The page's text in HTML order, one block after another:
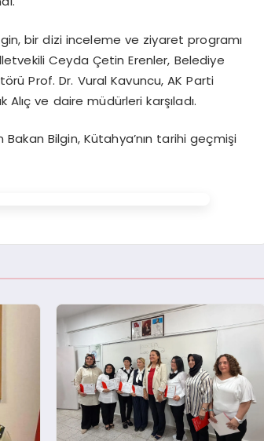
bir dizi inceleme ve ziyaret programı
Ceyda Çetin Erenler, Belediye
Prof. Dr. Vural Kavuncu, AK Parti
ve daire müdürleri karşıladı.
Bilgin, Kütahya’nın tarihi geçmişi